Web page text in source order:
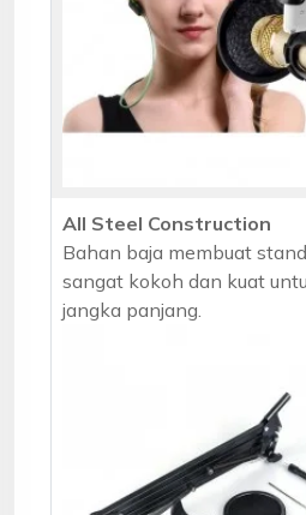
All Steel Construction
Bahan baja membuat
sangat kokoh dan kuat
jangka panjang.